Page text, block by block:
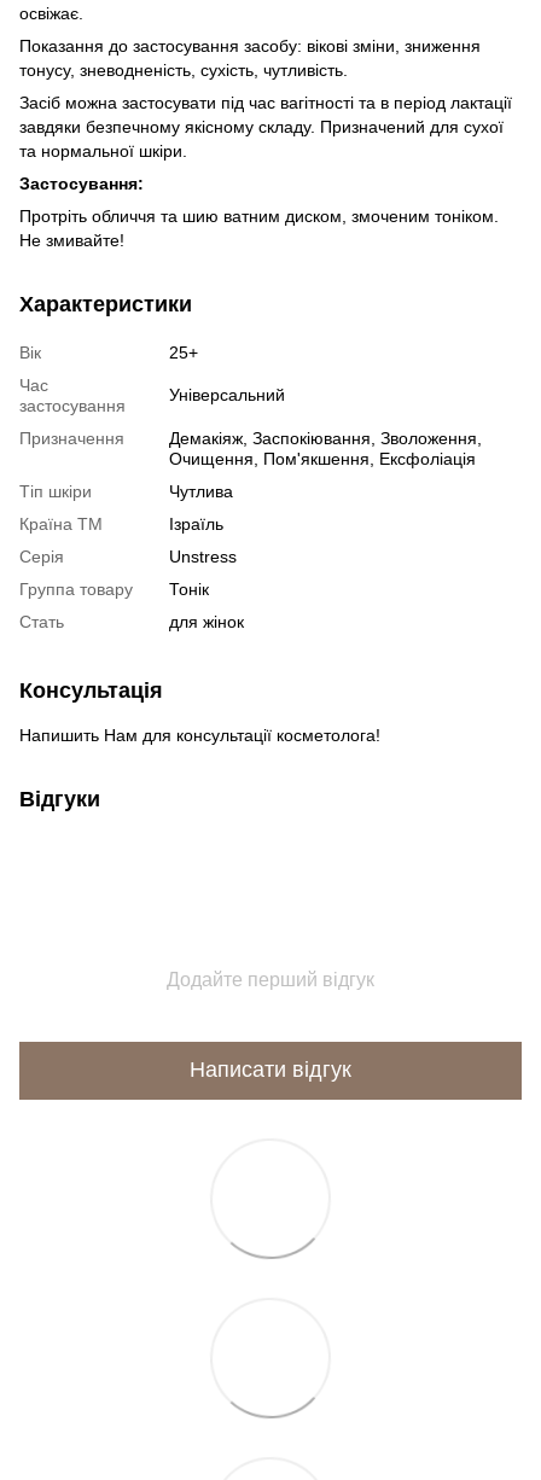
освіжає.
Показання до застосування засобу: вікові зміни, зниження
тонусу, зневодненість, сухість, чутливість.
Засіб можна застосувати під час вагітності та в період лактації
завдяки безпечному якісному складу. Призначений для сухої
та нормальної шкіри.
Застосування:
Протріть обличчя та шию ватним диском, змоченим тоніком.
Не змивайте!
Характеристики
Вік
25+
Час
застосування
Універсальний
Призначення
Демакіяж, Заспокіювання, Зволоження,
Очищення, Пом'якшення, Ексфоліація
Тіп шкіри
Чутлива
Країна ТМ
Ізраїль
Серія
Unstress
Группа товару
Тонік
Cтать
для жінок
Консультація
Напишить Нам для консультації косметолога!
Відгуки
Додайте перший відгук
Написати відгук